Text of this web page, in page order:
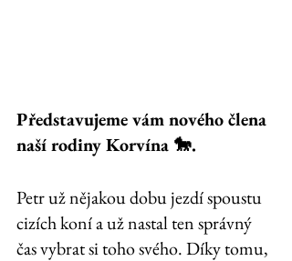
Představujeme vám nového člena
naší rodiny Korvína 🐎.
Petr už nějakou dobu jezdí spoustu
cizích koní a už nastal ten správný
čas vybrat si toho svého. Díky tomu,